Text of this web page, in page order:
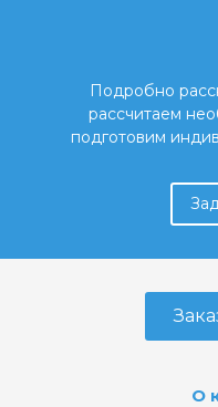
Подробно
рассчитаем
подготовим
О